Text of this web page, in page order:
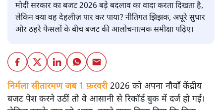
मोदी सरकार का बजट 2026 बड़े बदलाव का वादा करता दिखता है,
लेकिन क्या वह देहलीज़ पार कर पाया? नीतिगत झिझक, अधूरे सुधार
और ठहरे फैसलों के बीच बजट की आलोचनात्मक समीक्षा पढ़िए।
निर्मला सीतारमण जब 1 फ़रवरी2026 को अपना नौवाँ केंद्रीय
बजट पेश करने उठीं तो वे आसानी से रिकॉर्ड बुक में दर्ज हो गईं।